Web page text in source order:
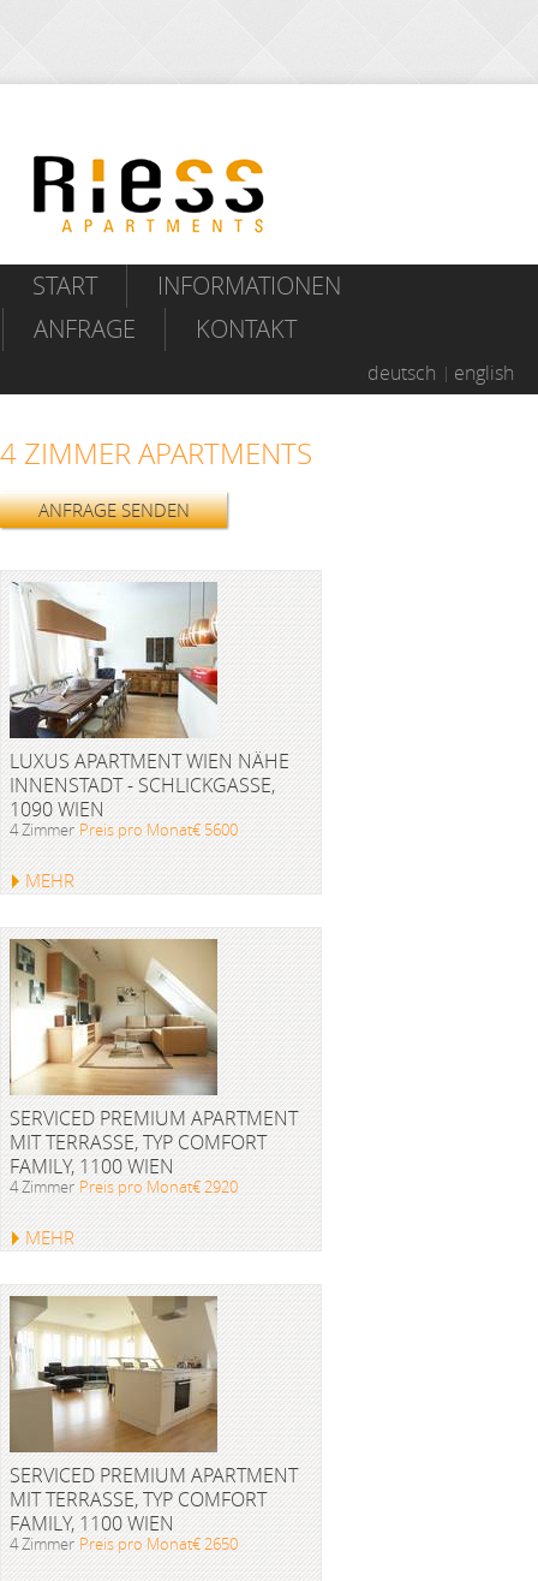
START
INFORMATIONEN
ANFRAGE
KONTAKT
deutsch english
4 ZIMMER APARTMENTS
ANFRAGE SENDEN
LUXUS APARTMENT WIEN NÄHE
INNENSTADT - SCHLICKGASSE,
1090 WIEN
4 Zimmer Preis pro Monat€ 5600
MEHR
SERVICED PREMIUM APARTMENT
MIT TERRASSE, TYP COMFORT
FAMILY, 1100 WIEN
4 Zimmer Preis pro Monat€ 2920
MEHR
SERVICED PREMIUM APARTMENT
MIT TERRASSE, TYP COMFORT
FAMILY, 1100 WIEN
4 Zimmer Preis pro Monat€ 2650